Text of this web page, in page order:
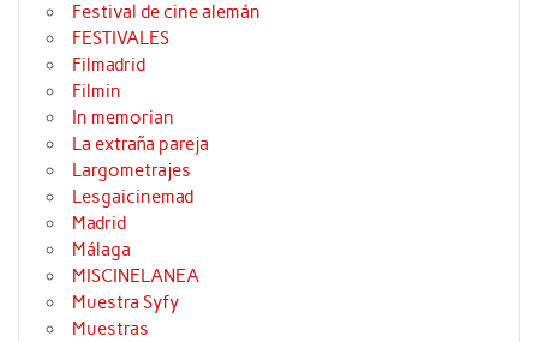
Festival de cine alemán
FESTIVALES
Filmadrid
Filmin
In memorian
La extraña pareja
Largometrajes
Lesgaicinemad
Madrid
Málaga
MISCINELANEA
Muestra Syfy
Muestras